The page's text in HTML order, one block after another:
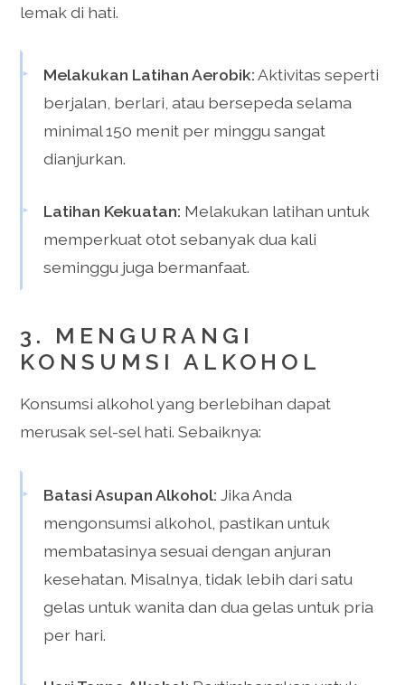
lemak di hati.
Melakukan Latihan Aerobik:Aktivitas seperti
berjalan, berlari, atau bersepeda selama
minimal 150 menit per minggu sangat
dianjurkan.
Latihan Kekuatan: Melakukan latihan untuk
memperkuat otot sebanyak dua kali
seminggu juga bermanfaat.
3. MENGURANGI
KONSUMSI ALKOHOL
Konsumsi alkohol yang berlebihan dapat
merusak sel-sel hati. Sebaiknya:
Batasi Asupan Alkohol: Jika Anda
mengonsumsi alkohol, pastikan untuk
membatasinya sesuai dengan anjuran
kesehatan. Misalnya, tidak lebih dari satu
gelas untuk wanita dan dua gelas untuk pria
per hari.